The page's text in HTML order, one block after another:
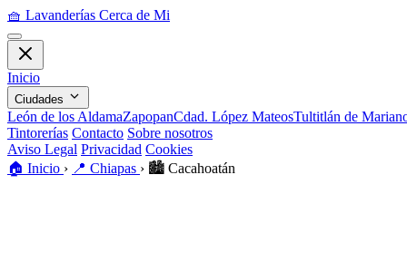
🧺 Lavanderías Cerca de Mi
Inicio
Ciudades
León de los AldamaZapopanCdad. López MateosTultitlán de
Tintorerías Contacto Sobre nosotros
Aviso Legal Privacidad Cookies
🏠 Inicio › 📍 Chiapas › 🏙️ Cacahoatán